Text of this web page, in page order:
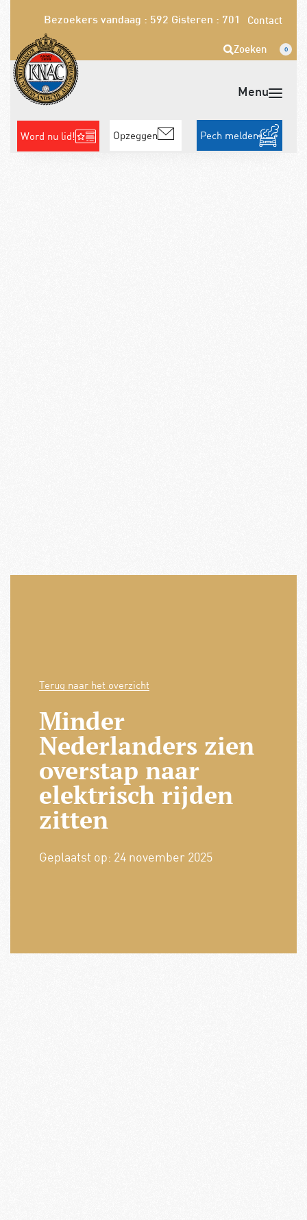
Bezoekers vandaag : 592 Gisteren : 701 Contact
Zoeken 0
Word nu lid! Opzeggen Pech melden
Terug naar het overzicht
Minder
Nederlanders zien
overstap naar
elektrisch rijden
zitten
Geplaatst op: 24 november 2025